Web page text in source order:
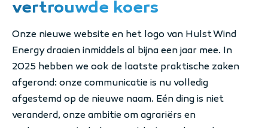
vertrouwde koers
Onze nieuwe website en het logo van Hulst Wind
Energy draaien inmiddels al bijna een jaar mee. In
2025 hebben we ook de laatste praktische zaken
afgerond: onze communicatie is nu volledig
afgestemd op de nieuwe naam. Eén ding is niet
veranderd, onze ambitie om agrariërs en